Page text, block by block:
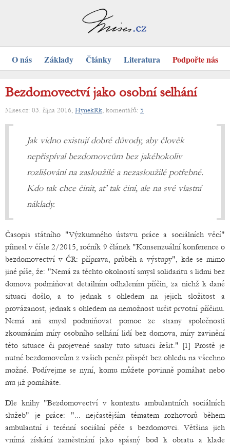
O nás Základy Články Literatura Podpořte nás
Bezdomovectví jako osobní selhání
Mises.cz: 03. října 2016, HynekRk, komentářů: 5
Jak vidno existují dobré důvody, aby člověk
nepřispíval bezdomovcům bez jakéhokoliv
rozlišování na zasloužilé a nezasloužilé potřebné.
Kdo tak chce činit, ať tak činí, ale na své vlastní
náklady.
Časopis státního "Výzkumného ústavu práce a sociálních věcí"
přinesl v čísle 2/2015, ročník 9 článek "Konsenzuální konference o
bezdomovectví v ČR: příprava, průběh a výstupy", kde se mimo
jiné píše, že: "Nemá za těchto okolností smysl solidaritu s lidmi bez
domova podmiňovat detailním odhalením příčin, za nichž k dané
situaci došlo, a to jednak s ohledem na jejich složitost a
provázanost, jednak s ohledem na nemožnost určit prvotní příčinu.
Nemá ani smysl podmiňovat pomoc ze strany společnosti
zkoumáním míry osobního selhání lidí bez domova, míry zavinění
této situace či projevené snahy tuto situaci řešit." [1] Prostě je
nutné bezdomovcům z vašich peněz přispět bez ohledu na všechno
možné. Podívejme se nyní, komu můžete povinně pomáhat nebo
mu již pomáháte.
Dle knihy "Bezdomovectví v kontextu ambulantních sociálních
služeb" je práce: "... nejčastějším tématem rozhovorů během
ambulantní i terénní sociální péče s bezdomovci. Většina jich
vnímá získání zaměstnání jako spásný bod k obratu a klade